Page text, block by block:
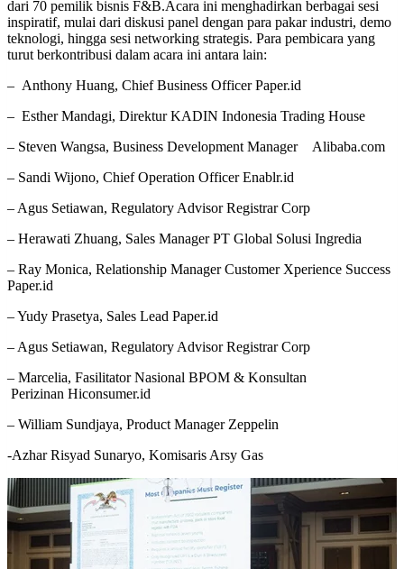
dari 70 pemilik bisnis F&B.Acara ini menghadirkan berbagai sesi
inspiratif, mulai dari diskusi panel dengan para pakar industri, demo
teknologi, hingga sesi networking strategis. Para pembicara yang
turut berkontribusi dalam acara ini antara lain:
– Anthony Huang, Chief Business Officer Paper.id
– Esther Mandagi, Direktur KADIN Indonesia Trading House
– Steven Wangsa, Business Development Manager Alibaba.com
– Sandi Wijono, Chief Operation Officer Enablr.id
– Agus Setiawan, Regulatory Advisor Registrar Corp
– Herawati Zhuang, Sales Manager PT Global Solusi Ingredia
– Ray Monica, Relationship Manager Customer Xperience Success
Paper.id
– Yudy Prasetya, Sales Lead Paper.id
– Agus Setiawan, Regulatory Advisor Registrar Corp
– Marcelia, Fasilitator Nasional BPOM & Konsultan
Perizinan Hiconsumer.id
– William Sundjaya, Product Manager Zeppelin
-Azhar Risyad Sunaryo, Komisaris Arsy Gas